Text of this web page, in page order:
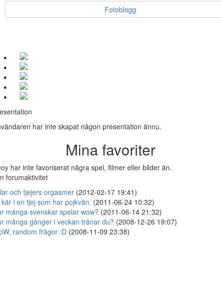
Fotoblogg
har inte skapat någon presentation ännu.
Mina favoriter
har inte favoriserat några spel, filmer eller bilder än.
forumaktivitet
och tjejers orgasmer (2012-02-17 19:41)
i en tjej som har pojkvän. (2011-06-24 10:32)
många svenskar spelar wow? (2011-06-14 21:32)
många gånger i veckan tränar du? (2008-12-26 19:07)
random frågor :D (2008-11-09 23:38)